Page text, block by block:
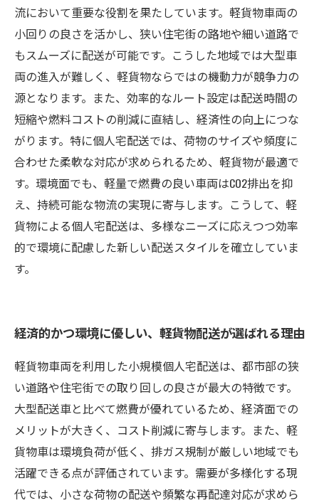
流において重要な役割を果たしています。軽貨物車両の
小回りの良さを活かし、狭い住宅街の路地や細い道路で
もスムーズに配送が可能です。こうした地域では大型車
両の進入が難しく、軽貨物ならではの機動力が競争力の
源となります。また、効率的なルート設定は配送時間の
短縮や燃料コストの削減に直結し、経済性の向上につな
がります。特に個人宅配送では、荷物のサイズや頻度に
合わせた柔軟な対応が求められるため、軽貨物が最適で
す。環境面でも、軽量で燃費の良い車両はCO2排出を抑
え、持続可能な物流の実現に寄与します。こうして、軽
貨物による個人宅配送は、多様なニーズに応えつつ効率
的で環境に配慮した新しい配送スタイルを確立していま
す。
経済的かつ環境に優しい、軽貨物配送が選ばれる理由
軽貨物車両を利用した小規模個人宅配送は、都市部の狭
い道路や住宅街での取り回しの良さが最大の特徴です。
大型配送車と比べて燃費が優れているため、経済面での
メリットが大きく、コスト削減に寄与します。また、軽
貨物車は環境負荷が低く、排ガス規制が厳しい地域でも
活躍できる点が評価されています。需要が多様化する現
代では、小さな荷物の配送や頻繁な再配達対応が求めら